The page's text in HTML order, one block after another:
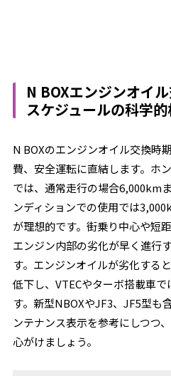
N BOXエンジンオイ
スケジュールの科学
N BOXのエンジンオイル交換時
費、安全運転に直結します。ホ
では、通常走行の場合6,000km
ンディションでの使用では
が理想的です。街乗り中心や短
エンジン内部の劣化が早く進行
す。エンジンオイルが劣化する
低下し、VTECやターボ搭載車
す。新型NBOXやJF3、JF5型も
ンテナンス表示を参考にしつつ
心がけましょう。